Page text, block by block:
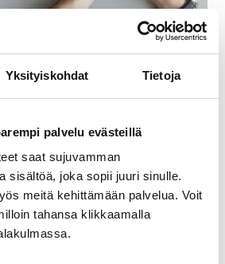
Yksityiskohdat Tietoja
palvelu evästeillä
saat sujuvamman
sisältöä, joka sopii juuri sinulle.
meitä kehittämään palvelua. Voit
tahansa klikkaamalla